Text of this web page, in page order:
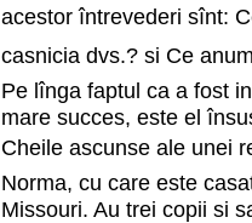
acestor întrevederi sînt:
casnicia dvs.? si Ce
Pe lînga faptul ca a fost
mare succes, este el
Cheile ascunse ale unei
Norma, cu care este
Missouri. Au trei copii si